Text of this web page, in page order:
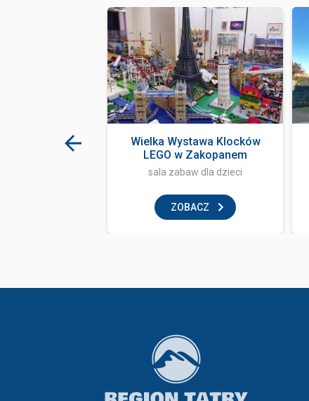
Terma Bania
Wielka Wystawa Klocków
LEGO w Zakopanem
sala zabaw dla dzieci
ZOBACZ